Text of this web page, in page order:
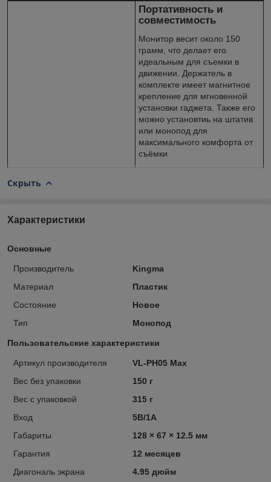
Портативность и
совместимость
Монитор весит около 150
грамм, что делает его
идеальным для съемки в
движении. Держатель в
комплекте имеет магнитное
крепление для мгновенной
установки гаджета. Также его
можно установтиь на штатив
или монопод для
максимального комфорта от
съёмки
Скрыть
Характеристики
Основные
Производитель
Kingma
Материал
Пластик
Состояние
Новое
Тип
Монопод
Пользовательские характеристики
Артикул производителя
VL-PH05 Max
Вес без упаковки
150 г
Вес с упаковкой
315 г
Вход
5В/1А
Габариты
128 × 67 × 12.5 мм
Гарантия
12 месяцев
Диагональ экрана
4.95 дюйм